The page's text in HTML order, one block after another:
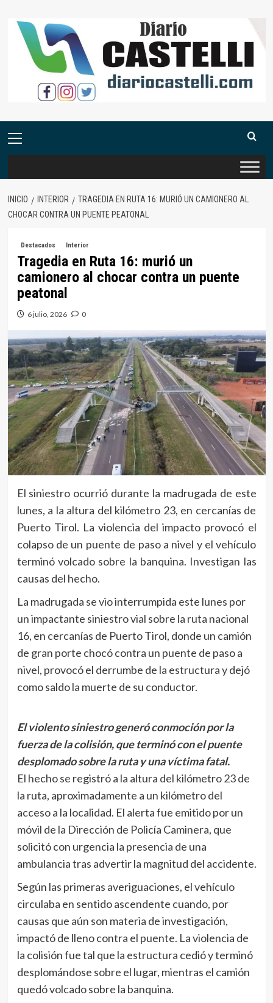
contenido
Menú
INICIO INTERIOR
TRAGEDIA EN RUTA 16: MURIÓ UN CAMIONERO AL
CHOCAR CONTRA UN PUENTE PEATONAL
Destacados Interior
Tragedia en Ruta 16: murió un
camionero al chocar contra un puente
peatonal
6 julio, 2026 0
El siniestro ocurrió durante la madrugada de este
lunes, a la altura del kilómetro 23, en cercanías de
Puerto Tirol. La violencia del impacto provocó el
colapso de un puente de paso a nivel y el vehículo
terminó volcado sobre la banquina. Investigan las
causas del hecho.
La madrugada se vio interrumpida este lunes por
un impactante siniestro vial sobre la ruta nacional
16, en cercanías de Puerto Tirol, donde un camión
de gran porte chocó contra un puente de paso a
nivel, provocó el derrumbe de la estructura y dejó
como saldo la muerte de su conductor.
El violento siniestro generó conmoción por la
fuerza de la colisión, que terminó con el puente
desplomado sobre la ruta y una víctima fatal.
El hecho se registró a la altura del kilómetro 23 de
la ruta, aproximadamente a un kilómetro del
acceso a la localidad. El alerta fue emitido por un
móvil de la Dirección de Policía Caminera, que
solicitó con urgencia la presencia de una
ambulancia tras advertir la magnitud del accidente.
Según las primeras averiguaciones, el vehículo
circulaba en sentido ascendente cuando, por
causas que aún son materia de investigación,
impactó de lleno contra el puente. La violencia de
la colisión fue tal que la estructura cedió y terminó
desplomándose sobre el lugar, mientras el camión
quedó volcado sobre la banquina.